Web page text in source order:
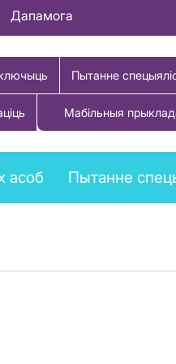
Дапамога
Пытанне
Мабільныя
асоб Пытанне